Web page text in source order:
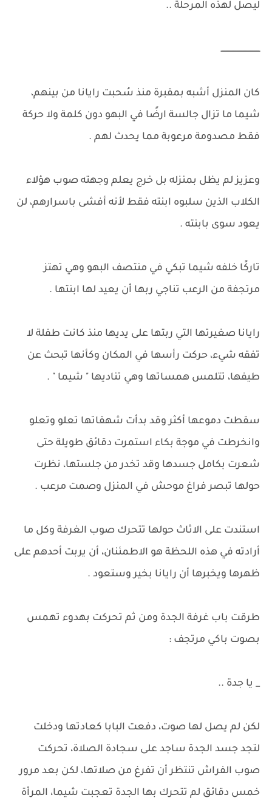
ليصل لهذه المرحلة ..
ــــــــــــــــــــــــــــــــ
كان المنزل أشبه بمقبرة منذ سُحبت رايانا من بينهم،
شيما ما تزال جالسة ارضًا في البهو دون كلمة ولا حركة
فقط مصدومة مرعوبة مما يحدث لهم .
وعزيز لم يظل بمنزله بل خرج يعلم وجهته صوب هؤلاء
الكلاب الذين سلبوه ابنته فقط لأنه أفشى باسرارهم، لن
يعود سوى بابنته .
تاركًا خلفه شيما تبكي في منتصف البهو وهي تهتز
مرتجفة من الرعب تناجي ربها أن يعيد لها ابنتها .
رايانا صغيرتها التي ربتها على يديها منذ كانت طفلة لا
تفقه شيء، حركت رأسها في المكان وكأنها تبحث عن
طيفها، تتلمس همساتها وهي تناديها " شيما " .
سقطت دموعها أكثر وقد بدأت شهقاتها تعلو وتعلو
وانخرطت في موجة بكاء استمرت دقائق طويلة حتى
شعرت بكامل جسدها وقد تخدر من جلستها، نظرت
حولها تبصر فراغ موحش في المنزل وصمت مرعب .
استندت على الاثاث حولها تتحرك صوب الغرفة وكل ما
أرادته في هذه اللحظة هو الاطمئنان، أن يربت أحدهم على
ظهرها ويخبرها أن رايانا بخير وستعود .
طرقت باب غرفة الجدة ومن ثم تحركت بهدوء تهمس
بصوت باكي مرتجف :
_ يا جدة ..
لكن لم يصل لها صوت، دفعت البابا كعادتها ودخلت
لتجد جسد الجدة ساجد على سجادة الصلاة، تحركت
صوب الفراش تنتظر أن تفرغ من صلاتها، لكن بعد مرور
خمس دقائق لم تتحرك بها الجدة تعجبت شيما، المرأة